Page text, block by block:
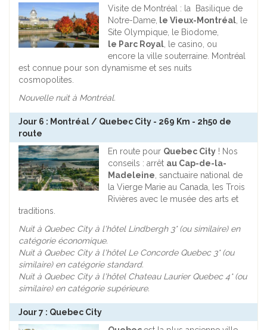
Visite de Montréal : la Basilique de
Notre-Dame, le Vieux-Montréal, le
Site Olympique, le Biodome,
le Parc Royal, le casino, ou
encore la ville souterraine. Montréal
est connue pour son dynamisme et ses nuits
cosmopolites.
Nouvelle nuit à Montréal.
Jour 6 : Montréal / Quebec City - 269 Km - 2h50 de
route
En route pour Quebec City ! Nos
conseils : arrêt au Cap-de-la-
Madeleine, sanctuaire national de
la Vierge Marie au Canada, les Trois
Rivières avec le musée des arts et
traditions.
Nuit à Quebec City à l'hôtel Lindbergh 3* (ou similaire) en
catégorie économique.
Nuit à Quebec City à l'hôtel Le Concorde Quebec 3* (ou
similaire) en catégorie standard.
Nuit à Quebec City à l'hôtel Chateau Laurier Quebec 4* (ou
similaire) en catégorie supérieure.
Jour 7 : Quebec City